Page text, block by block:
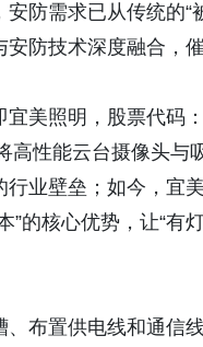
防需求已从传统的“
防技术深度融合，
美照明，股票代码
高性能云台摄像头与
业壁垒；如今，宜
”的核心优势，让“
布置供电线和通信